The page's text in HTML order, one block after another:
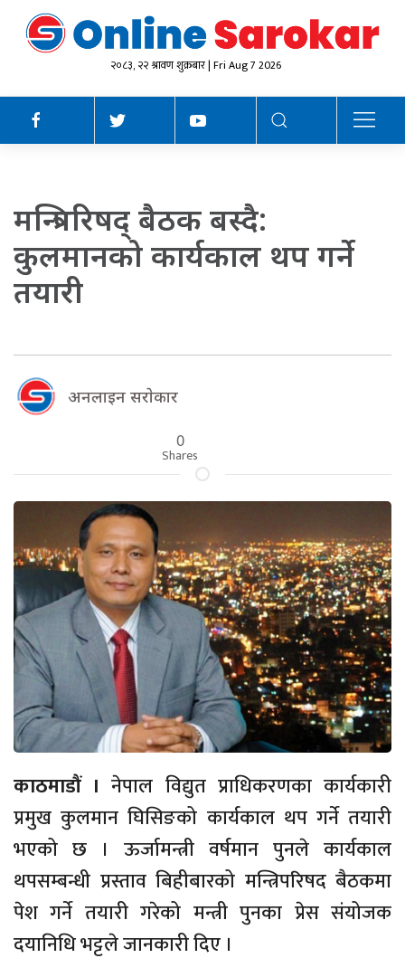
२०८३, २२ श्रावण शुक्रबार | Fri Aug 7 2026
मन्त्रिपरिषद् बैठक बस्दै:
कुलमानको कार्यकाल थप गर्ने
तयारी
अनलाइन सराेकार
0
Shares
काठमाडौं ।नेपाल विद्युत प्राधिकरणका कार्यकारी
प्रमुख कुलमान घिसिङको कार्यकाल थप गर्ने तयारी
भएको छ । ऊर्जामन्त्री वर्षमान पुनले कार्यकाल
थपसम्बन्धी प्रस्ताव बिहीबारको मन्त्रिपरिषद बैठकमा
पेश गर्ने तयारी गरेको मन्त्री पुनका प्रेस संयोजक
दयानिधि भट्टले जानकारी दिए ।